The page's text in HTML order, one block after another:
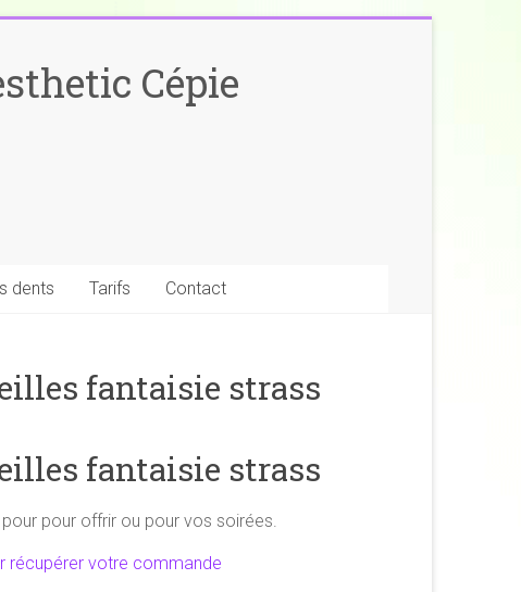
Cépie
dents Tarifs Contact
fantaisie strass
fantaisie strass
pour offrir ou pour vos soirées.
récupérer votre commande